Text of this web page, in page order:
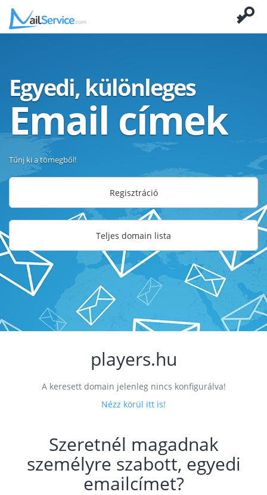
Egyedi, különleges
Email címek
Tűnj ki a tömegből!
Regisztráció
Teljes domain lista
players.hu
A keresett domain jelenleg nincs konfigurálva!
Nézz körül itt is!
Szeretnél magadnak
személyre szabott, egyedi
emailcímet?